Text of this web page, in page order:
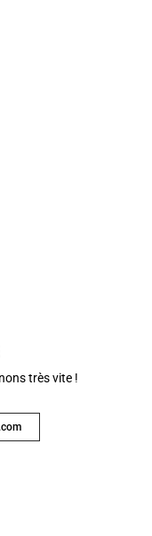
très vite !